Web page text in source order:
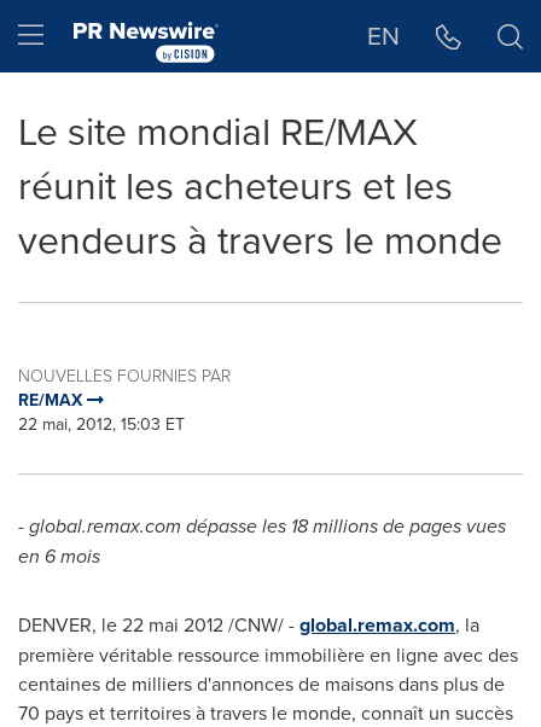
Hamburger menu EN
Le site mondial RE/MAX
réunit les acheteurs et les
vendeurs à travers le monde
NOUVELLES FOURNIES PAR
RE/MAX
22 mai, 2012, 15:03 ET
- global.remax.com dépasse les 18 millions de pages vues
en 6 mois
DENVER, le 22 mai 2012 /CNW/ -global.remax.com, la
première véritable ressource immobilière en ligne avec des
centaines de milliers d'annonces de maisons dans plus de
70 pays et territoires à travers le monde, connaît un succès